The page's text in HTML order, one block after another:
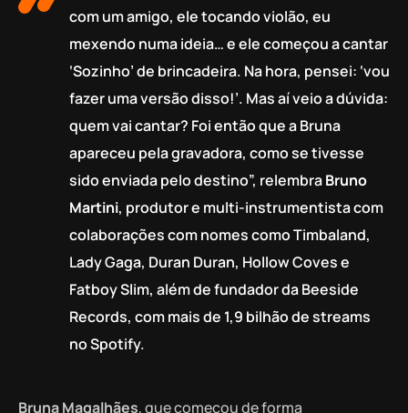
com um amigo, ele tocando violão, eu
mexendo numa ideia… e ele começou a cantar
‘Sozinho’ de brincadeira. Na hora, pensei: ‘vou
fazer uma versão disso!’. Mas aí veio a dúvida:
quem vai cantar? Foi então que a Bruna
apareceu pela gravadora, como se tivesse
sido enviada pelo destino”, relembraBruno
Martini, produtor e multi-instrumentista com
colaborações com nomes como Timbaland,
Lady Gaga, Duran Duran, Hollow Coves e
Fatboy Slim, além de fundador da Beeside
Records, com mais de 1,9 bilhão de streams
no Spotify.
Bruna Magalhães, que começou de forma